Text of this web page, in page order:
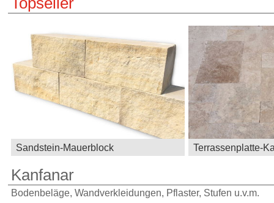
Sandstein-Mauerblock Terrassenplatte-
Kanfanar
Bodenbeläge, Wandverkleidungen, Pflaster, Stufen u.v.m.